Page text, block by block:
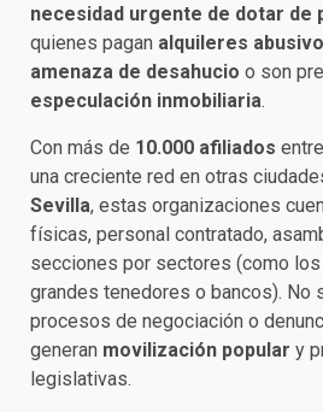
necesidad urgente de dotar de
quienes pagan alquileres
amenaza de desahucio o son
especulación inmobiliaria.
Con más de 10.000 afiliados
una creciente red en otras
Sevilla, estas organizaciones
físicas, personal contratado,
secciones por sectores (como
grandes tenedores o bancos). No
procesos de negociación o
generan movilización popular y
legislativas.